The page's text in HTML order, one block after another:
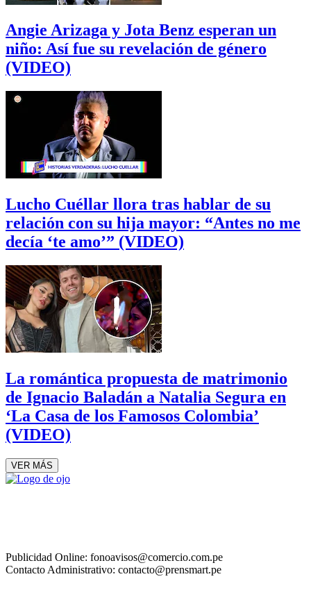
Angie Arizaga y Jota Benz esperan un
niño: Así fue su revelación de género
(VIDEO)
Lucho Cuéllar llora tras hablar de su
relación con su hija mayor: “Antes no me
decía ‘te amo’” (VIDEO)
La romántica propuesta de matrimonio
de Ignacio Baladán a Natalia Segura en
‘La Casa de los Famosos Colombia’
(VIDEO)
VER MÁS
Publicidad Online: fonoavisos@comercio.com.pe
Contacto Administrativo: contacto@prensmart.pe